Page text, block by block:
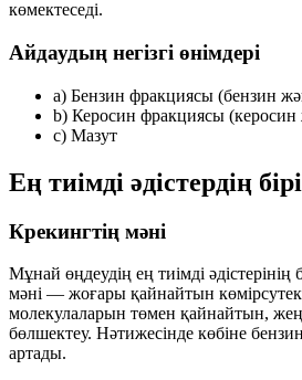
көмектеседі.
Айдаудың негізгі өнімдері
а) Бензин фракциясы (бензин
b) Керосин фракциясы (керосин
c) Мазут
Ең тиімді әдістердің
Крекингтің мәні
Мұнай өңдеудің ең тиімді әдістерінің
мәні — жоғары қайнайтын
молекулаларын төмен қайнайтын,
бөлшектеу. Нәтижесінде көбіне бензин
артады.